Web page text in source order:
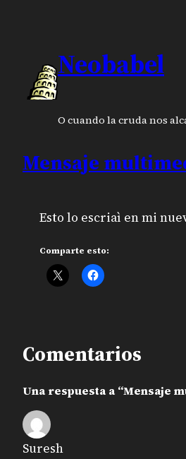
Neobabel
O cuando la cruda nos
Mensaje
Esto lo escriaì en mi
Comparte esto:
Comentarios
Una respuesta a “Mensaje
Suresh